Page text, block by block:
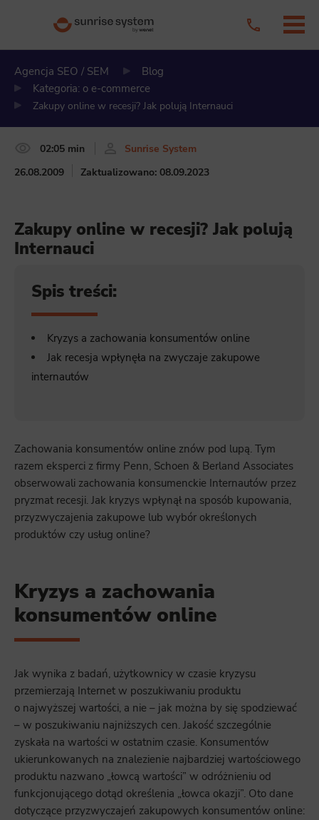
Agencja SEO / SEM
Blog
Kategoria: o e-commerce
Zakupy online w recesji? Jak polują Internauci
02:05 min
Sunrise System
26.08.2009
Zaktualizowano: 08.09.2023
Zakupy online w recesji? Jak polują
Internauci
Spis treści:
Kryzys a zachowania konsumentów online
Jak recesja wpłynęła na zwyczaje zakupowe
internautów
Zachowania konsumentów online znów pod lupą. Tym
razem eksperci z firmy Penn, Schoen & Berland Associates
obserwowali zachowania konsumenckie Internautów przez
pryzmat recesji. Jak kryzys wpłynął na sposób kupowania,
przyzwyczajenia zakupowe lub wybór określonych
produktów czy usług online?
Kryzys a zachowania
konsumentów online
Jak wynika z badań, użytkownicy w czasie kryzysu
przemierzają Internet w poszukiwaniu produktu
o najwyższej wartości, a nie – jak można by się spodziewać
– w poszukiwaniu najniższych cen. Jakość szczególnie
zyskała na wartości w ostatnim czasie. Konsumentów
ukierunkowanych na znalezienie najbardziej wartościowego
produktu nazwano „łowcą wartości” w odróżnieniu od
funkcjonującego dotąd określenia „łowca okazji”. Oto dane
dotyczące przyzwyczajeń zakupowych konsumentów online: